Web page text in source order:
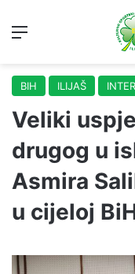
BIH ILIJAŠ
Veliki
drugog u
Asmira
u cijeloj